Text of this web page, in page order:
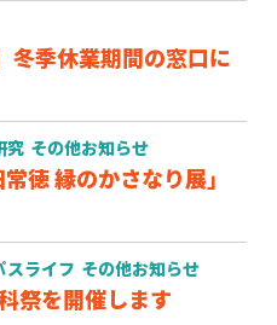
冬季休業期間の窓口に
究 その他お知らせ
徳 縁のかさなり展」
スライフ その他お知らせ
祭を開催します